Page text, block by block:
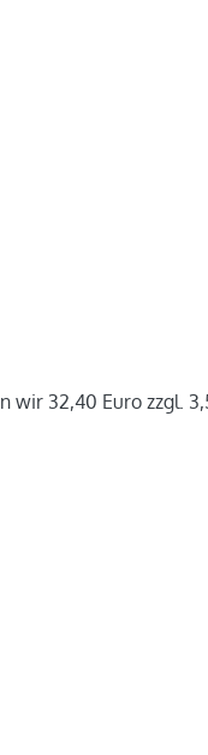
wir 32,40 Euro zzgl.